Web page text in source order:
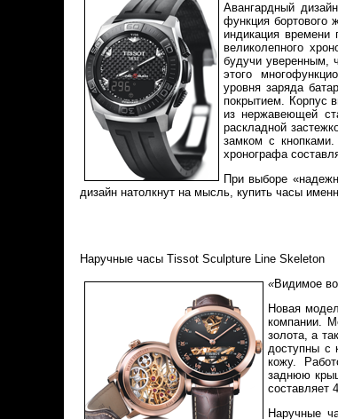
Авангардный
функция бортового
индикация времени
великолепного
будучи уверенным,
этого
уровня заряда
покрытием. Корпус
из нержавеющей
раскладной
замком с
хронографа
При выборе
дизайн натолкнут на мысль, купить часы
Наручные часы Tissot Sculpture Line Skeleton
«Видимое
Новая
компании.
золота, а
доступны с
кожу.
заднюю
составляет
Наручные